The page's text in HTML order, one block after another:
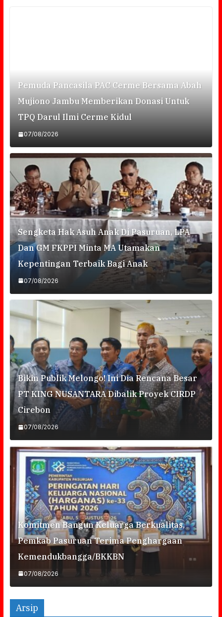
Pemuda Pancasila PAC Cerme Bersama Abah
Mujiono Jambu Memberikan Donasi Untuk
TPQ Darul Ilmi Cerme Kidul
07/08/2026
Sengketa Hak Asuh Anak Di Pasuruan, LPA
Dan GM FKPPI Minta MA Utamakan
Kepentingan Terbaik Bagi Anak
07/08/2026
Bikin Publik Melongo! Ini Dia Rencana Besar
PT KING NUSANTARA Dibalik Proyek CIRDP
Cirebon
07/08/2026
Komitmen Bangun Keluarga Berkualitas,
Pemkab Pasuruan Terima Penghargaan
Kemendukbangga/BKKBN
07/08/2026
Arsip